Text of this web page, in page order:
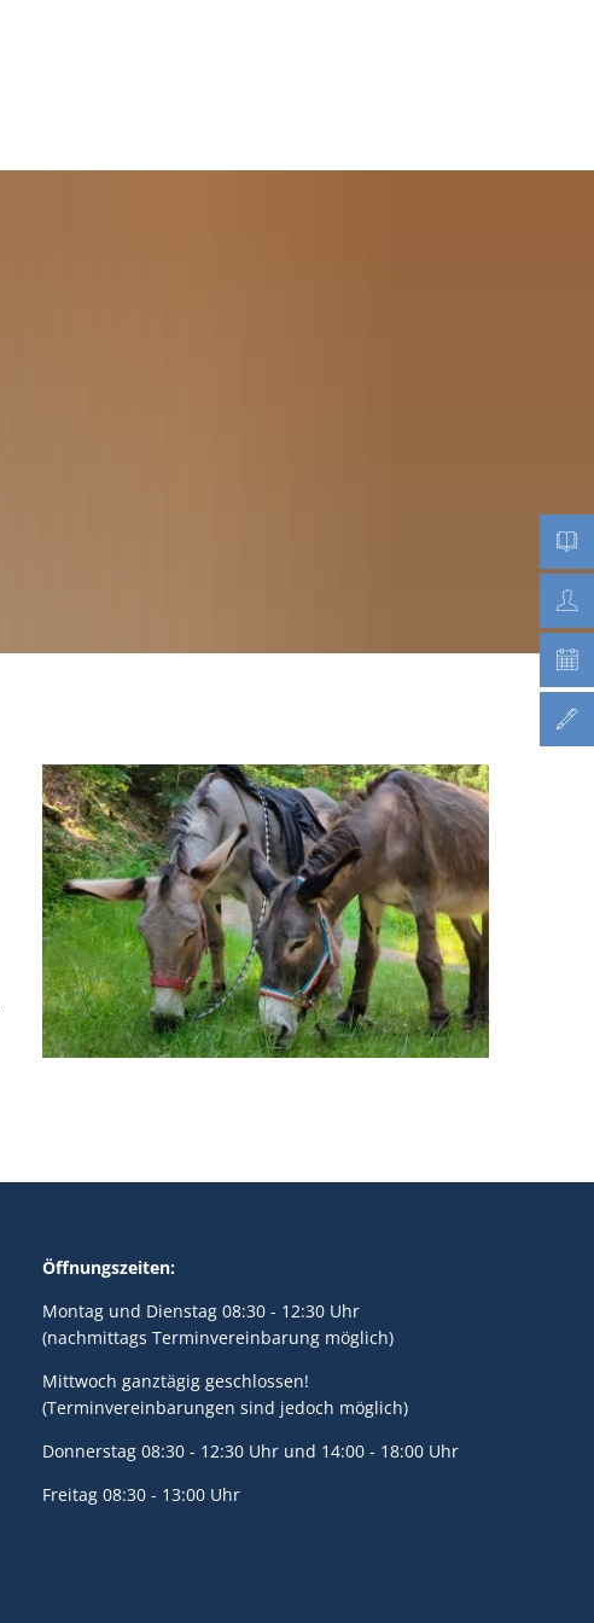
Öffnungszeiten:
Montag und Dienstag 08:30 - 12:30 Uhr
(nachmittags Terminvereinbarung möglich)
Mittwoch ganztägig geschlossen!
(Terminvereinbarungen sind jedoch möglich)
Donnerstag 08:30 - 12:30 Uhr und 14:00 - 18:00 Uhr
Freitag 08:30 - 13:00 Uhr